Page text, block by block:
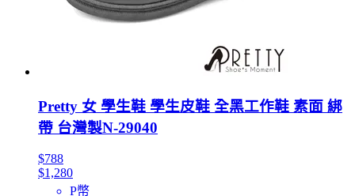
Pretty 女 學生鞋 學生皮鞋 全黑工作鞋 素面 綁
帶 台灣製N-29040
$788
$1,280
P幣